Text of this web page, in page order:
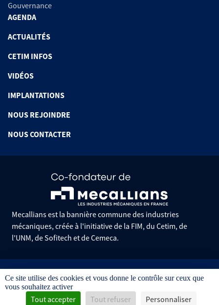
Gouvernance
AGENDA
ACTUALITÉS
CETIM INFOS
VIDÉOS
IMPLANTATIONS
NOUS REJOINDRE
NOUS CONTACTER
Mecallians est la bannière commune des industries
mécaniques, créée à l'initiative de la FIM, du Cetim, de
l'UNM, de Sofitech et de Cemeca.
Informations pratiques
Mentions légales
Données personnelles
Gestion des cookies
Ce site utilise des cookies et vous donne le contrôle sur ceux que
vous souhaitez activer
Tout accepter Tout refuser Personnaliser